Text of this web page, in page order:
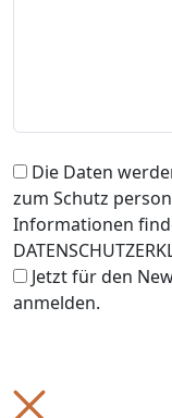
Die Daten
zum Schutz
Informationen
Jetzt für den
anmelden.